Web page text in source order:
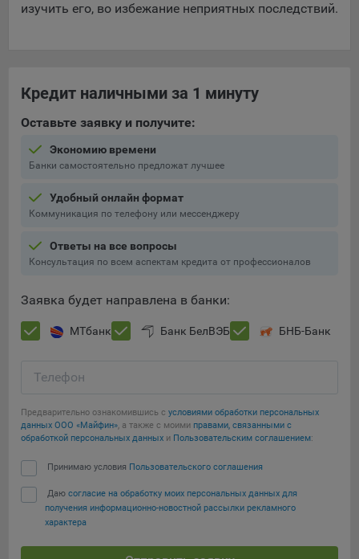
Рекламные Cookie
осуществлять подбор рекламы, иных рекламных
назначению для каждого конкретного пользователя.
Компании, которым мы поручаем обработку данных для
Яндекса рекламная сеть (Yandex Mobile Ads, ADFOX) -
Europe AG, Werftestrasse 4, CH-6005 Luzern, Switzerland.
Google Ads - сервис показа контекстной рекламы,
House Barrow Street Dublin 4, D04E5W5 Ireland.
Сохранить мои изменения
изучить его, во избежание неприятных последствий.
Кредит наличными за 1 минуту
Оставьте заявку и получите:
Экономию времени
Банки самостоятельно предложат лучшее
Удобный онлайн формат
Коммуникация по телефону или мессенджеру
Ответы на все вопросы
Консультация по всем аспектам кредита от профессионалов
Заявка будет направлена в банки:
МТбанк Банк БелВЭБ БНБ-Банк
Телефон
Предварительно ознакомившись с условиями обработки персональных
данных ООО «Майфин», а также с моими правами, связанными с
обработкой персональных данных и Пользовательским соглашением:
Принимаю условия Пользовательского соглашения
Даю согласие на обработку моих персональных данных для
получения информационно-новостной рассылки рекламного
характера